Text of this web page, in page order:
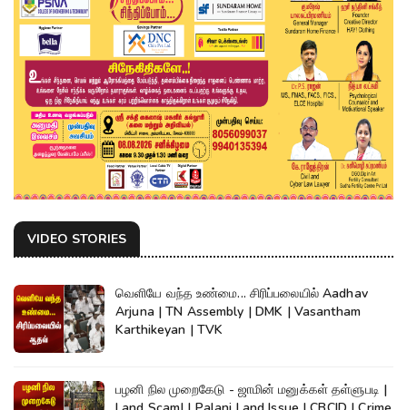
VIDEO STORIES
வெளியே வந்த உண்மை... சிரிப்பலையில் Aadhav
Arjuna | TN Assembly | DMK | Vasantham
Karthikeyan | TVK
பழனி நில முறைகேடு - ஜாமின் மனுக்கள் தள்ளுபடி |